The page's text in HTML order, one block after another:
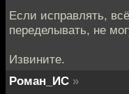
Если исправлять,
переделывать, не
Извините.
Роман_ИС »